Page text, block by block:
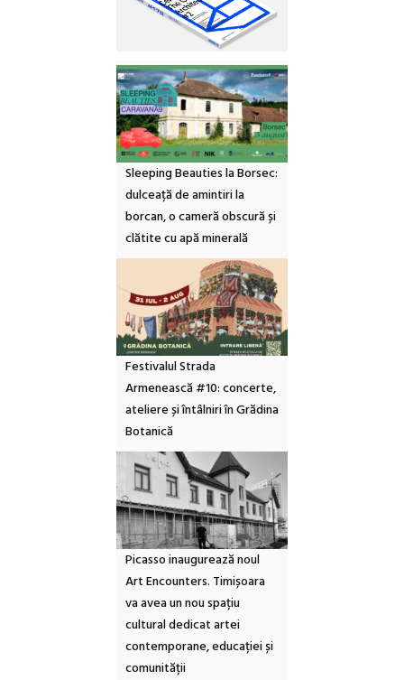
Sleeping Beauties la Borsec:
dulceață de amintiri la
borcan, o cameră obscură și
clătite cu apă minerală
Festivalul Strada
Armenească #10: concerte,
ateliere și întâlniri în Grădina
Botanică
Picasso inaugurează noul
Art Encounters. Timișoara
va avea un nou spațiu
cultural dedicat artei
contemporane, educației și
comunității